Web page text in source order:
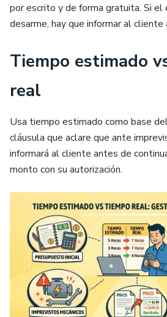
por escrito y de forma gratuita. Si el
desarme, hay que informar al cliente
Tiempo estimado
real
Usa tiempo estimado como base
cláusula que aclare que ante
informará al cliente antes de
monto con su autorización.